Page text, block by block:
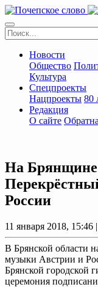
Новости
Общество
Культура
Спецпроекты
Нацпроекты 80
Редакция
О сайте
На Брянщине
России
11 января 2018, 15:46 |
В Брянской области
музыки Австрии и
Брянской городской
церемония